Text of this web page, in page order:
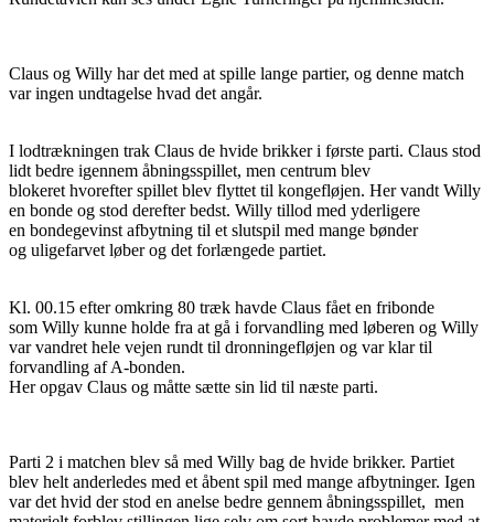
Claus og Willy har det med at spille lange partier, og denne match
var ingen undtagelse hvad det angår.
I lodtrækningen trak Claus de hvide brikker i første parti. Claus stod
lidt bedre igennem åbningsspillet, men centrum blev
blokeret hvorefter spillet blev flyttet til kongefløjen. Her vandt Willy
en bonde og stod derefter bedst. Willy tillod med yderligere
en bondegevinst afbytning til et slutspil med mange bønder
og uligefarvet løber og det forlængede partiet.
Kl. 00.15 efter omkring 80 træk havde Claus fået en fribonde
som Willy kunne holde fra at gå i forvandling med løberen og Willy
var vandret hele vejen rundt til dronningefløjen og var klar til
forvandling af A-bonden.
Her opgav Claus og måtte sætte sin lid til næste parti.
Parti 2 i matchen blev så med Willy bag de hvide brikker. Partiet
blev helt anderledes med et åbent spil med mange afbytninger. Igen
var det hvid der stod en anelse bedre gennem åbningsspillet, men